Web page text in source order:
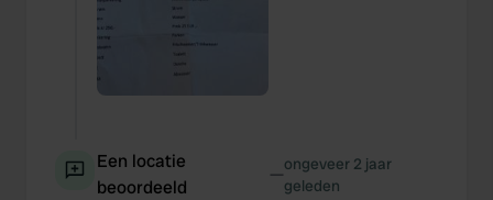
Een locatie
beoordeeld
—ongeveer 2 jaar
geleden